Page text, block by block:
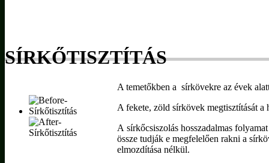
SÍRKŐTISZTÍTÁS
A temetőkben a sírkövekre az évek
A fekete, zöld sírkövek megtisztítását
A sírkőcsiszolás hosszadalmas
össze tudják e megfelelően rakni a
elmozdítása nélkül.